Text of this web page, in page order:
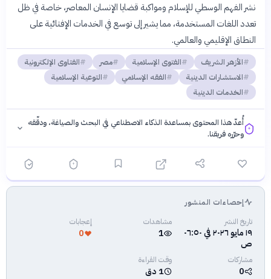
نشر الفهم الوسطي للإسلام ومواكبة قضايا الإنسان المعاصر، خاصة في ظل
تعدد اللغات المستخدمة، مما يشير إلى توسع في الخدمات الإفتائية على
النطاق الإقليمي والعالمي.
الأزهر الشريف الفتوى الإسلامية مصر
الفتاوى الإلكترونية
الاستشارات الدينية
الفقه الإسلامي
التوعية الإسلامية
الخدمات الدينية
أُعدّ هذا المحتوى بمساعدة الذكاء الاصطناعي في البحث والصياغة، ودقّقه
وحرّره فريقنا.
فلسفتنا المعرفية·سياسة الذكاء الاصطناعيإحصاءات المنشور
تاريخ النشر
١٩ مايو ٢٠٢٦ في ٠٦:٥٠
ص
مشاهدات
1
إعجابات
0
مشاركات
0
وقت القراءة
1 دق